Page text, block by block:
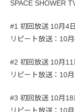
SPACE SHOWER
#1 初回放送 10月4
リピート放送：10
#2 初回放送 10月
リピート放送：10
#3 初回放送 10月
リピート放送：10